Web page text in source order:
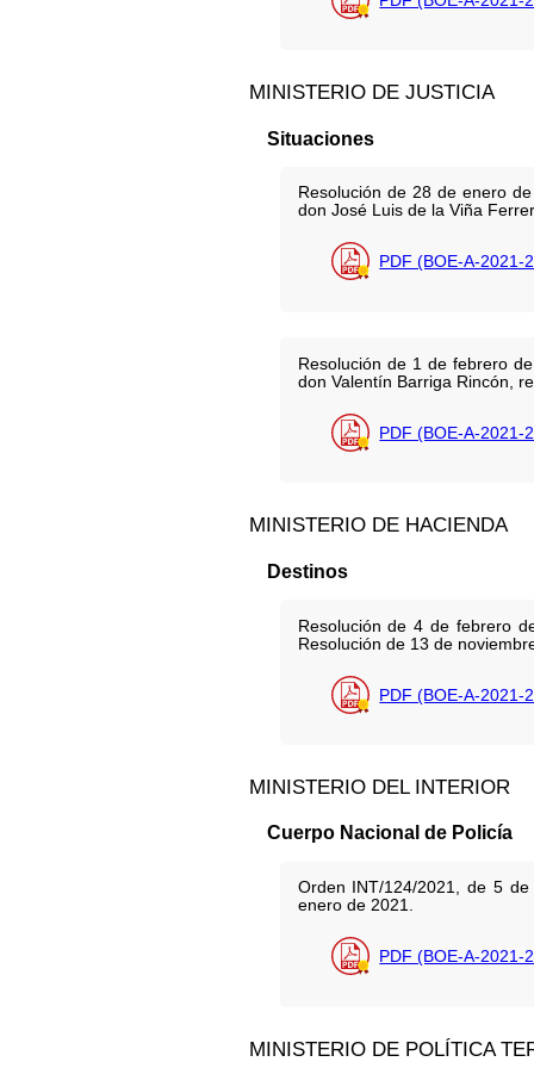
MINISTERIO DE JUSTICIA
Situaciones
Resolución de 28 de enero
don José Luis de la Viña
PDF (BOE-A-2021-
Resolución de 1 de febrero
don Valentín Barriga Rincón,
PDF (BOE-A-2021-
MINISTERIO DE HACIENDA
Destinos
Resolución de 4 de febrero
Resolución de 13 de
PDF (BOE-A-2021-
MINISTERIO DEL INTERIOR
Cuerpo Nacional de Policía
Orden INT/124/2021, de 5
enero de 2021.
PDF (BOE-A-2021-
MINISTERIO DE POLÍTICA